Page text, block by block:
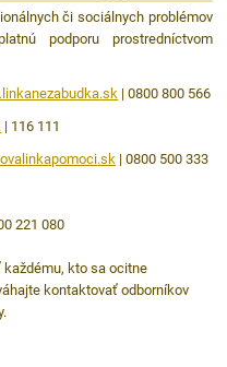
či sociálnych problémov
podporu prostredníctvom
.linkanezabudka.sk | 0800 800 566
| 116 111
.sk | 0800 500 333
221 080
každému, kto sa ocitne
kontaktovať odborníkov